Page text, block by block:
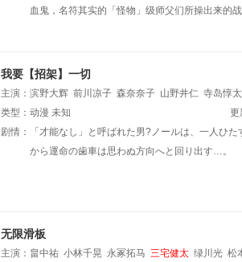
血鬼，名符其实的「怪物」级师父们所操出来的
我要【招架】一切
主演： 滨野大辉 前川凉子 森奈奈子 山野井仁 寺岛惇太
类型： 动漫 未知
更
剧情：
「才能なし」と呼ばれた男?ノールは、一人ひ
から運命の歯車は思わぬ方向へと回り出す…。
无限滑板
主演： 畠中祐 小林千晃 永冢拓马 三宅健太 绿川光 松